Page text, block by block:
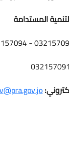
المستدامة
فرعي 110